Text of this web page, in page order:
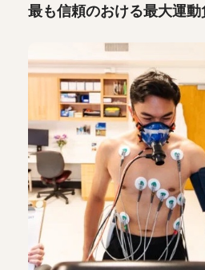
最も信頼のおける最大運動